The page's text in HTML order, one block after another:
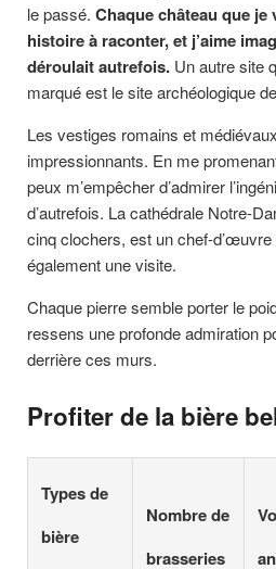
le passé. Chaque château que je
histoire à raconter, et j’aime
déroulait autrefois. Un autre site
marqué est le site archéologique
Les vestiges romains et
impressionnants. En me
peux m’empêcher d’admirer
d’autrefois. La cathédrale Notre-
cinq clochers, est un chef-
également une visite.
Chaque pierre semble porter le
ressens une profonde admiration
derrière ces murs.
Profiter de la bière
Types de
bière
Nombre de
brasseries